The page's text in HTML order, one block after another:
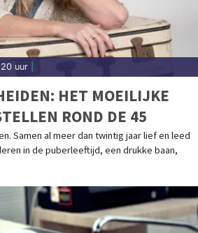
uur
HET MOEILIJKE
ROND DE 45
Samen al meer dan twintig jaar lief en leed
in de puberleeftijd, een drukke baan,